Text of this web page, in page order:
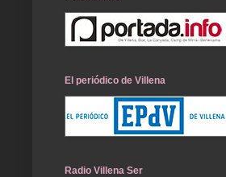
El periódico de Villena
Radio Villena Ser